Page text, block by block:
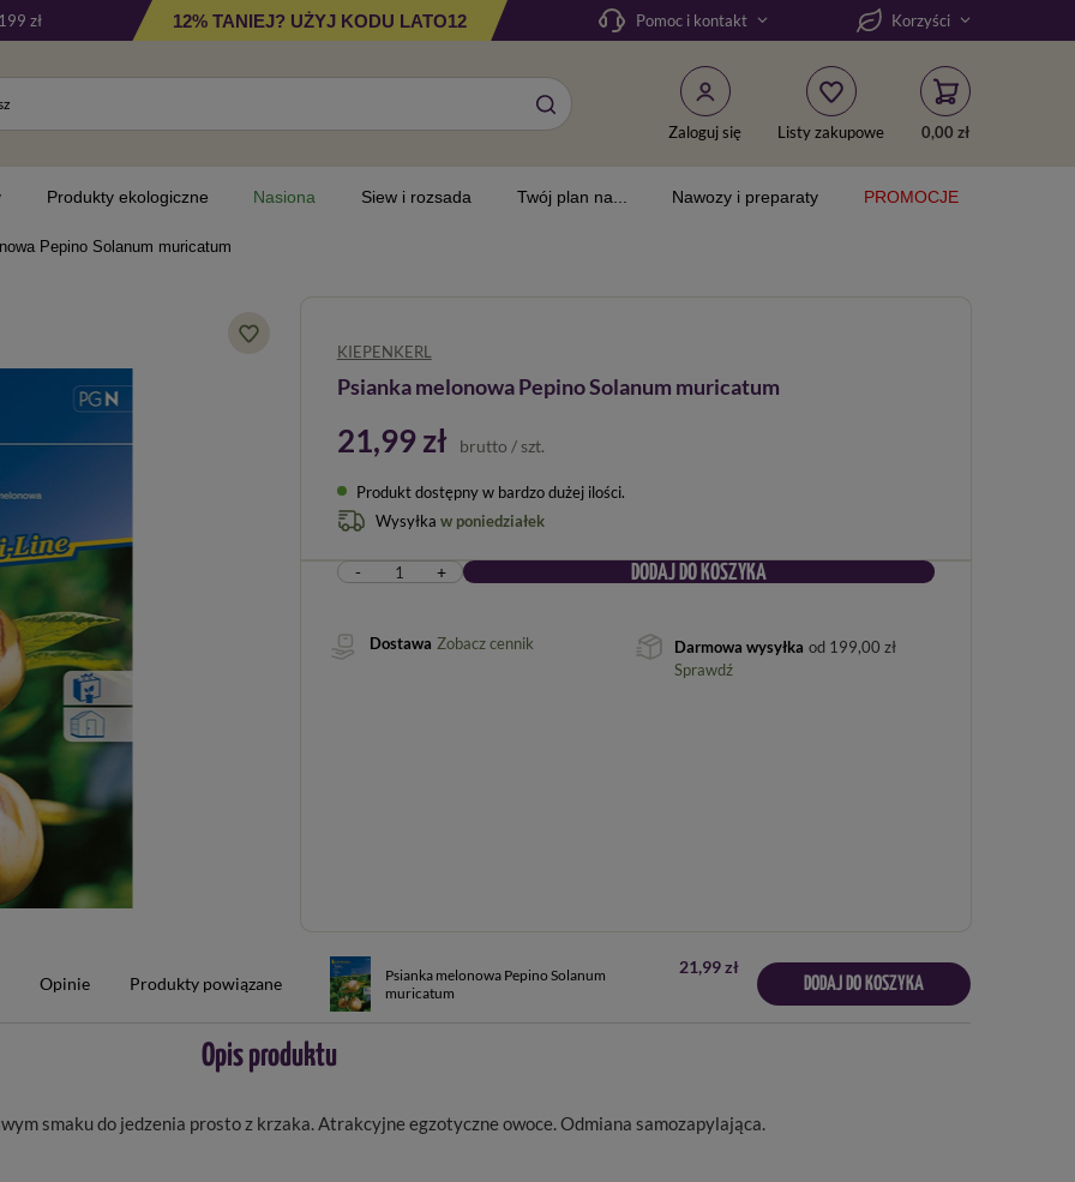
zł 12% TANIEJ? UŻYJ KODU LATO12 Pomoc i kontakt Korzyści
Zaloguj się Listy zakupowe 0,00 zł
Produkty ekologiczne Nasiona Siew i rozsada Twój plan na... Nawozy i preparaty PROMOCJE
Pepino Solanum muricatum
KIEPENKERL
Psianka melonowa Pepino Solanum muricatum
21,99 zł brutto / szt.
Produkt dostępny w bardzo dużej ilości
Wysyłka w poniedziałek
- + DODAJ DO KOSZYKA
Dostawa Zobacz cennik Darmowa wysyłka od 199,00 zł
Sprawdź
Opinie Produkty powiązane
Psianka melonowa Pepino Solanum
muricatum
21,99 zł
DODAJ DO KOSZYKA
Opis produktu
smaku do jedzenia prosto z krzaka. Atrakcyjne egzotyczne owoce. Odmiana samozapylająca.